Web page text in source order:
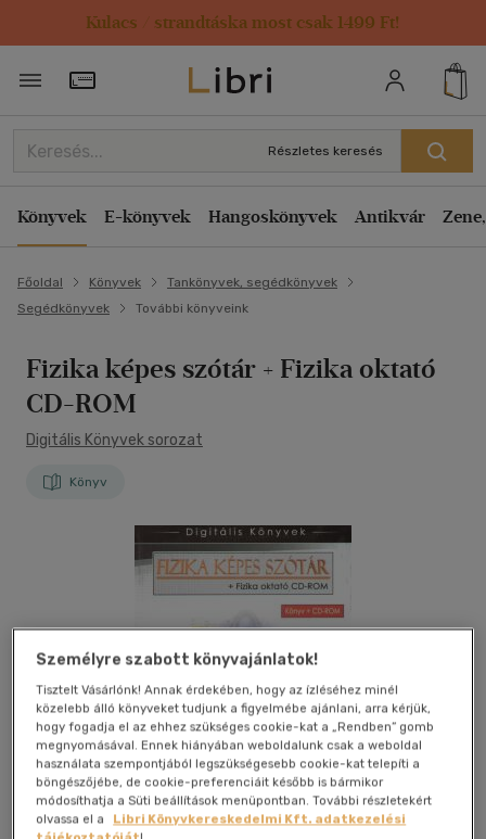
Kulacs / strandtáska most csak 1499 Ft!
Törzsvásárlói Kártya adatai
Részletes keresés
Könyvek E-könyvek Hangoskönyvek Antikvár
Főoldal Könyvek
Tankönyvek, segédkönyvek
Segédkönyvek
További könyveink
Fizika képes szótár + Fizika oktató
CD-ROM
Digitális Könyvek sorozat
Könyv
Személyre szabott könyvajánlatok!
Tisztelt Vásárlónk! Annak érdekében, hogy az ízléséhez minél
közelebb álló könyveket tudjunk a figyelmébe ajánlani, arra kérjük,
hogy fogadja el az ehhez szükséges cookie-kat a „Rendben” gomb
megnyomásával. Ennek hiányában weboldalunk csak a weboldal
használata szempontjából legszükségesebb cookie-kat telepíti a
böngészőjébe, de cookie-preferenciáit később is bármikor
módosíthatja a Süti beállítások menüpontban. További részletekért
olvassa el a
Libri Könyvkereskedelmi Kft. adatkezelési